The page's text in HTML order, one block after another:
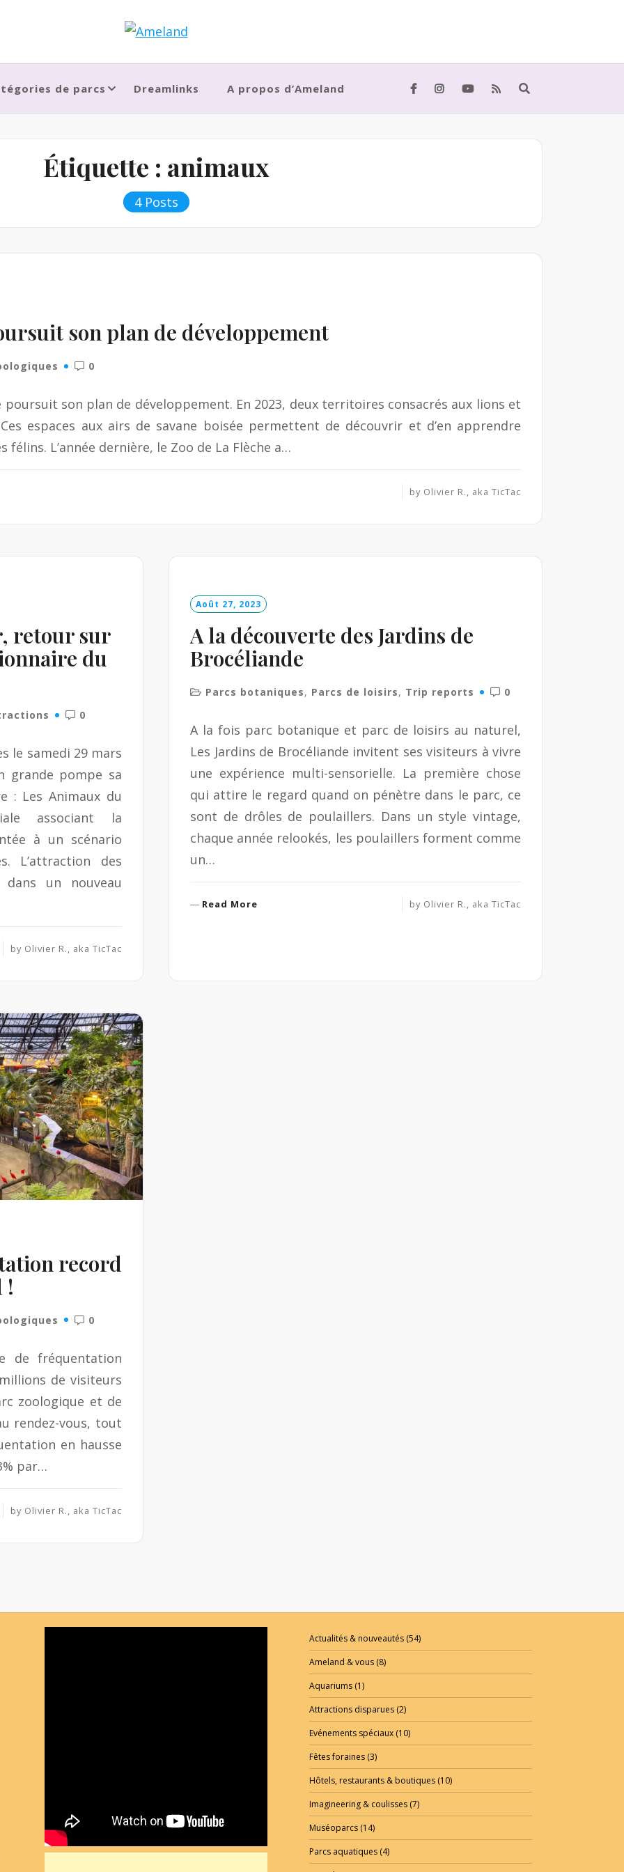
de parcs Dreamlinks A propos d’Ameland
Étiquette : animaux
4 Posts
son plan de développement
0
poursuit son plan de développement. En 2023, deux territoires consacrés aux lions et
espaces aux airs de savane boisée permettent de découvrir et d’en apprendre
félins. L’année dernière, le Zoo de La Flèche a…
by Olivier R., aka TicTac
retour sur
du
0
le samedi 29 mars
grande pompe sa
: Les Animaux du
associant la
à un scénario
L’attraction des
un nouveau
by Olivier R., aka TicTac
Août 27, 2023
A la découverte des Jardins de
Brocéliande
Parcs botaniques, Parcs de loisirs, Trip reports 0
A la fois parc botanique et parc de loisirs au naturel,
Les Jardins de Brocéliande invitent ses visiteurs à vivre
une expérience multi-sensorielle. La première chose
qui attire le regard quand on pénètre dans le parc, ce
sont de drôles de poulaillers. Dans un style vintage,
chaque année relookés, les poulaillers forment comme
un…
Read More by Olivier R., aka TicTac
record
!
0
de fréquentation
de visiteurs
zoologique et de
rendez-vous, tout
en hausse
par…
by Olivier R., aka TicTac
Actualités & nouveautés (54)
Ameland & vous (8)
Aquariums (1)
Attractions disparues (2)
Evénements spéciaux (10)
Fêtes foraines (3)
Hôtels, restaurants & boutiques (10)
Imagineering & coulisses (7)
Muséoparcs (14)
Parcs aquatiques (4)